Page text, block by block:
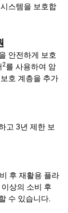
스템을 보호합
안전하게 보호
2를 사용하여 암
호 계층을 추가
고 3년 제한 보
후 재활용 플라
상의 소비 후
수 있습니다.